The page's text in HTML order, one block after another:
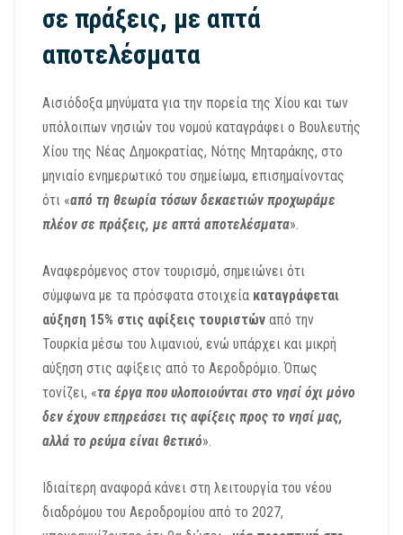
σε πράξεις, με απτά
αποτελέσματα
Αισιόδοξα μηνύματα για την πορεία της Χίου και των
υπόλοιπων νησιών του νομού καταγράφει ο Βουλευτής
Χίου της Νέας Δημοκρατίας, Νότης Μηταράκης, στο
μηνιαίο ενημερωτικό του σημείωμα, επισημαίνοντας
ότι «από τη θεωρία τόσων δεκαετιών προχωράμε
πλέον σε πράξεις, με απτά αποτελέσματα».
Αναφερόμενος στον τουρισμό, σημειώνει ότι
σύμφωνα με τα πρόσφατα στοιχεία καταγράφεται
αύξηση 15% στις αφίξεις τουριστών από την
Τουρκία μέσω του λιμανιού, ενώ υπάρχει και μικρή
αύξηση στις αφίξεις από το Αεροδρόμιο. Όπως
τονίζει, «τα έργα που υλοποιούνται στο νησί όχι μόνο
δεν έχουν επηρεάσει τις αφίξεις προς το νησί μας,
αλλά το ρεύμα είναι θετικό».
Ιδιαίτερη αναφορά κάνει στη λειτουργία του νέου
διαδρόμου του Αεροδρομίου από το 2027,